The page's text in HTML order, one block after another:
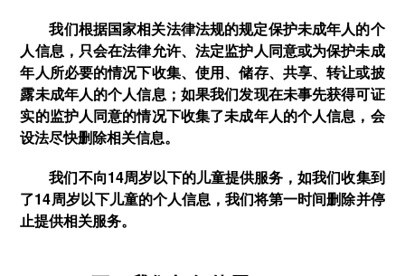
我们根据国家相关法律法规的规定保护未成年人的个
人信息，只会在法律允许、法定监护人同意或为保护未成
年人所必要的情况下收集、使用、储存、共享、转让或披
露未成年人的个人信息；如果我们发现在未事先获得可证
实的监护人同意的情况下收集了未成年人的个人信息，会
设法尽快删除相关信息。
我们不向14周岁以下的儿童提供服务，如我们收集到
了14周岁以下儿童的个人信息，我们将第一时间删除并停
止提供相关服务。